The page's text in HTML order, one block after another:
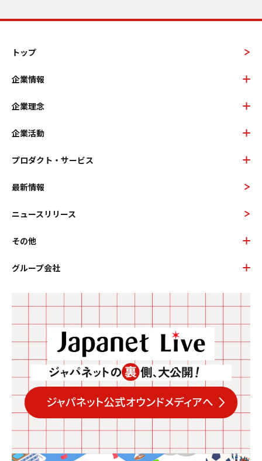
トップ
企業情報
企業理念
企業活動
プロダクト・サービス
最新情報
ニュースリリース
その他
グループ会社